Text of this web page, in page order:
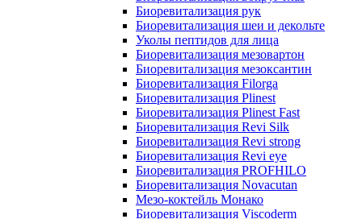
Биоревитализация рук
Биоревитализация шеи и декольте
Уколы пептидов для лица
Биоревитализация мезовартон
Биоревитализация мезоксантин
Биоревитализация Filorga
Биоревитализация Plinest
Биоревитализация Plinest Fast
Биоревитализация Revi Silk
Биоревитализация Revi strong
Биоревитализация Revi eye
Биоревитализация PROFHILO
Биоревитализация Novacutan
Мезо-коктейль Монако
Биоревитализация Viscoderm